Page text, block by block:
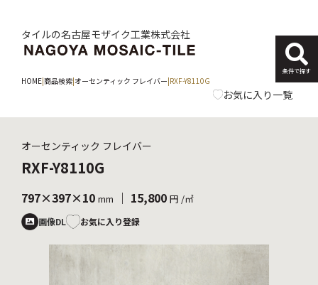
タイルの名古屋モザイク工業株式会社
HOME|商品検索|オーセンティック フレイバー|RXF-Y8110G
お気に入り一覧
オーセンティック フレイバー
RXF-Y8110G
797×397×10 mm ｜ 15,800 円 /㎡
画像DL お気に入り登録
条件で探す